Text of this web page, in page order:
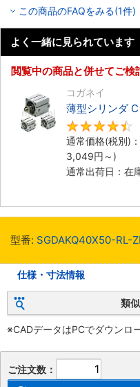
この商品のFAQをみる(1件)
よく一緒に見られています
閲覧中の商品と併せてご検
コガネイ
薄型シリンダ
通常価格(税別)：
3,049円 ～)
通常出荷日：在
型番: SGDAKQ40X50-RL-
仕様・寸法情報
類
※CADデータはPCでダウンロ
ご注文数：